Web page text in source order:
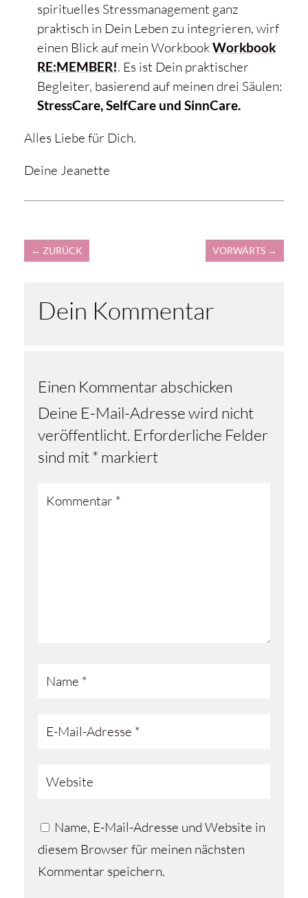
spirituelles Stressmanagement ganz
praktisch in Dein Leben zu integrieren, wirf
einen Blick auf mein WorkbookWorkbook
RE:MEMBER!. Es ist Dein praktischer
Begleiter, basierend auf meinen drei Säulen:
StressCare, SelfCare und SinnCare.
Alles Liebe für Dich.
Deine Jeanette
← ZURÜCK VORWÄRTS →
Dein Kommentar
Einen Kommentar abschicken
Deine E-Mail-Adresse wird nicht
veröffentlicht. Erforderliche Felder
sind mit* markiert
Name, E-Mail-Adresse und Website in
diesem Browser für meinen nächsten
Kommentar speichern.